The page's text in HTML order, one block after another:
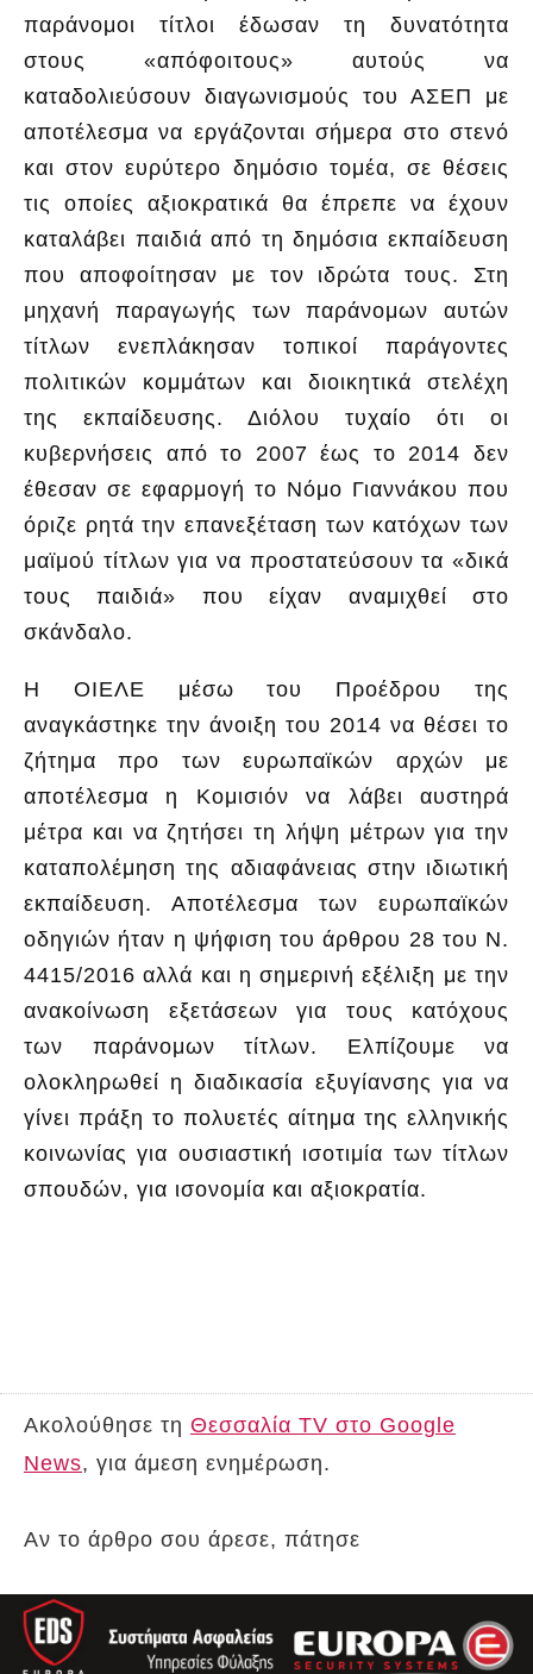
παράνομοι τίτλοι έδωσαν τη δυνατότητα
στους «απόφοιτους» αυτούς να
καταδολιεύσουν διαγωνισμούς του ΑΣΕΠ με
αποτέλεσμα να εργάζονται σήμερα στο στενό
και στον ευρύτερο δημόσιο τομέα, σε θέσεις
τις οποίες αξιοκρατικά θα έπρεπε να έχουν
καταλάβει παιδιά από τη δημόσια εκπαίδευση
που αποφοίτησαν με τον ιδρώτα τους. Στη
μηχανή παραγωγής των παράνομων αυτών
τίτλων ενεπλάκησαν τοπικοί παράγοντες
πολιτικών κομμάτων και διοικητικά στελέχη
της εκπαίδευσης. Διόλου τυχαίο ότι οι
κυβερνήσεις από το 2007 έως το 2014 δεν
έθεσαν σε εφαρμογή το Νόμο Γιαννάκου που
όριζε ρητά την επανεξέταση των κατόχων των
μαϊμού τίτλων για να προστατεύσουν τα «δικά
τους παιδιά» που είχαν αναμιχθεί στο
σκάνδαλο.
Η ΟΙΕΛΕ μέσω του Προέδρου της
αναγκάστηκε την άνοιξη του 2014 να θέσει το
ζήτημα προ των ευρωπαϊκών αρχών με
αποτέλεσμα η Κομισιόν να λάβει αυστηρά
μέτρα και να ζητήσει τη λήψη μέτρων για την
καταπολέμηση της αδιαφάνειας στην ιδιωτική
εκπαίδευση. Αποτέλεσμα των ευρωπαϊκών
οδηγιών ήταν η ψήφιση του άρθρου 28 του Ν.
4415/2016 αλλά και η σημερινή εξέλιξη με την
ανακοίνωση εξετάσεων για τους κατόχους
των παράνομων τίτλων. Ελπίζουμε να
ολοκληρωθεί η διαδικασία εξυγίανσης για να
γίνει πράξη το πολυετές αίτημα της ελληνικής
κοινωνίας για ουσιαστική ισοτιμία των τίτλων
σπουδών, για ισονομία και αξιοκρατία.
Ακολούθησε τη Θεσσαλία TV στο Google
News, για άμεση ενημέρωση.
Αν το άρθρο σου άρεσε, πάτησε